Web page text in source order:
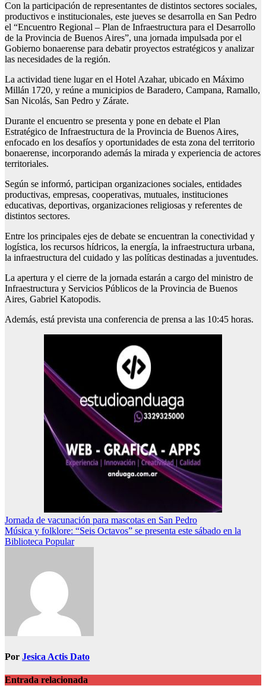
Con la participación de representantes de distintos sectores sociales,
productivos e institucionales, este jueves se desarrolla en San Pedro
el “Encuentro Regional – Plan de Infraestructura para el Desarrollo
de la Provincia de Buenos Aires”, una jornada impulsada por el
Gobierno bonaerense para debatir proyectos estratégicos y analizar
las necesidades de la región.
La actividad tiene lugar en el Hotel Azahar, ubicado en Máximo
Millán 1720, y reúne a municipios de Baradero, Campana, Ramallo,
San Nicolás, San Pedro y Zárate.
Durante el encuentro se presenta y pone en debate el Plan
Estratégico de Infraestructura de la Provincia de Buenos Aires,
enfocado en los desafíos y oportunidades de esta zona del territorio
bonaerense, incorporando además la mirada y experiencia de actores
territoriales.
Según se informó, participan organizaciones sociales, entidades
productivas, empresas, cooperativas, mutuales, instituciones
educativas, deportivas, organizaciones religiosas y referentes de
distintos sectores.
Entre los principales ejes de debate se encuentran la conectividad y
logística, los recursos hídricos, la energía, la infraestructura urbana,
la infraestructura del cuidado y las políticas destinadas a juventudes.
La apertura y el cierre de la jornada estarán a cargo del ministro de
Infraestructura y Servicios Públicos de la Provincia de Buenos
Aires, Gabriel Katopodis.
Además, está prevista una conferencia de prensa a las 10:45 horas.
Navegación
de
Jornada de vacunación para mascotas en San Pedro
Música y folklore: “Seis Octavos” se presenta este sábado en la
Biblioteca Popular
Por Jesica Actis Dato
Entrada relacionada